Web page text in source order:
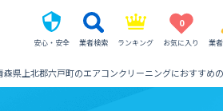
安心・安全 業者検索 ランキング
0
お気に入り 業
森県上北郡六戸町のエアコンクリーニングにおすすめ